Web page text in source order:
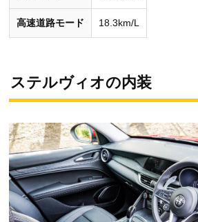
高速道路モード 18.3km/L
ステルヴィオの内装